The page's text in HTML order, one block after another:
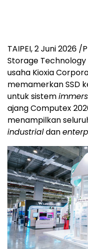
TAIPEI, 2 Juni 2026
Storage Technology
usaha Kioxia
memamerkan SSD
untuk sistem
ajang Computex
menampilkan
industrialdan